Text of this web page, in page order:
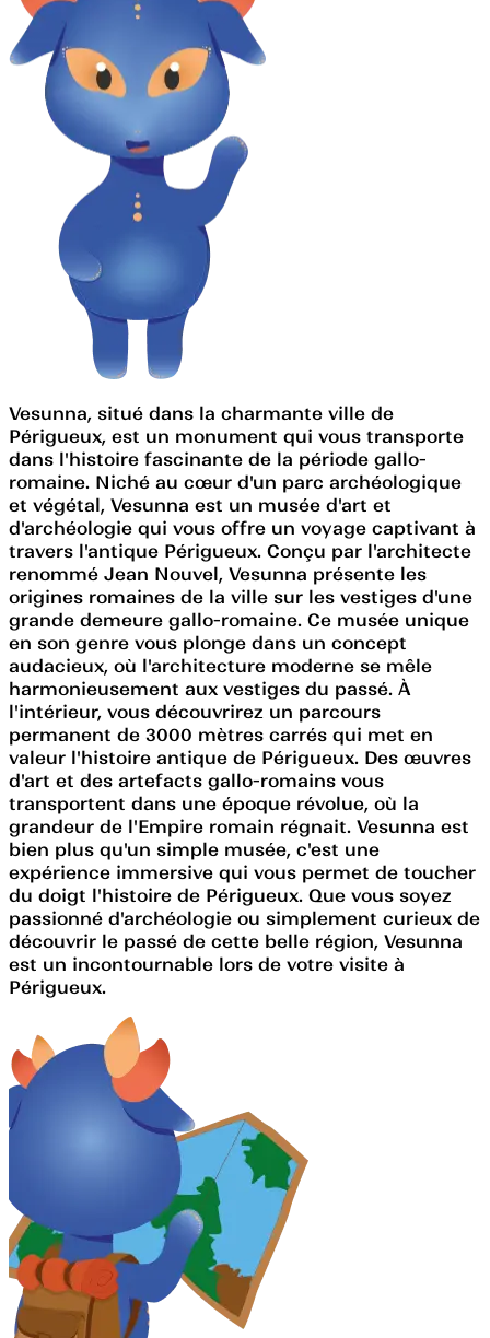
Vesunna, situé dans la charmante ville de
Périgueux, est un monument qui vous transporte
dans l'histoire fascinante de la période gallo-
romaine. Niché au cœur d'un parc archéologique
et végétal, Vesunna est un musée d'art et
d'archéologie qui vous offre un voyage captivant à
travers l'antique Périgueux. Conçu par l'architecte
renommé Jean Nouvel, Vesunna présente les
origines romaines de la ville sur les vestiges d'une
grande demeure gallo-romaine. Ce musée unique
en son genre vous plonge dans un concept
audacieux, où l'architecture moderne se mêle
harmonieusement aux vestiges du passé. À
l'intérieur, vous découvrirez un parcours
permanent de 3000 mètres carrés qui met en
valeur l'histoire antique de Périgueux. Des œuvres
d'art et des artefacts gallo-romains vous
transportent dans une époque révolue, où la
grandeur de l'Empire romain régnait. Vesunna est
bien plus qu'un simple musée, c'est une
expérience immersive qui vous permet de toucher
du doigt l'histoire de Périgueux. Que vous soyez
passionné d'archéologie ou simplement curieux de
découvrir le passé de cette belle région, Vesunna
est un incontournable lors de votre visite à
Périgueux.